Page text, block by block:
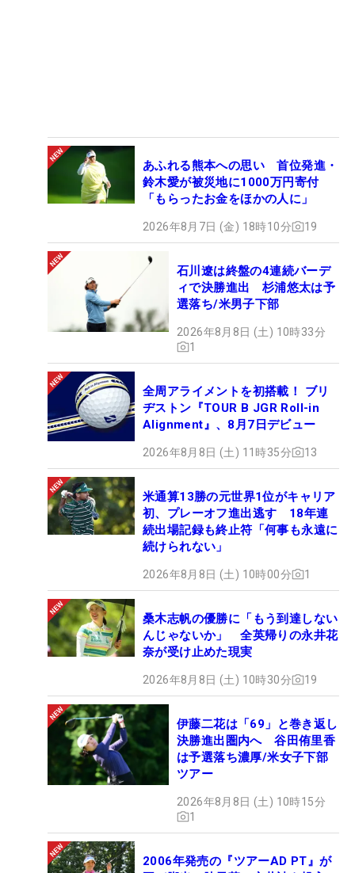
あふれる熊本への思い 首位発進・
鈴木愛が被災地に1000万円寄付
「もらったお金をほかの人に」
2026年8月7日 (金) 18時10分 19
石川遼は終盤の4連続バーデ
ィで決勝進出 杉浦悠太は予
選落ち/米男子下部
2026年8月8日 (土) 10時33分
1
全周アライメントを初搭載！ ブリ
ヂストン『TOUR B JGR Roll-in
Alignment』、8月7日デビュー
2026年8月8日 (土) 11時35分 13
米通算13勝の元世界1位がキャリア
初、プレーオフ進出逃す 18年連
続出場記録も終止符「何事も永遠に
続けられない」
2026年8月8日 (土) 10時00分 1
桑木志帆の優勝に「もう到達しない
んじゃないか」 全英帰りの永井花
奈が受け止めた現実
2026年8月8日 (土) 10時30分 19
伊藤二花は「69」と巻き返し
決勝進出圏内へ 谷田侑里香
は予選落ち濃厚/米女子下部
ツアー
2026年8月8日 (土) 10時15分
1
2006年発売の『ツアーAD PT』が